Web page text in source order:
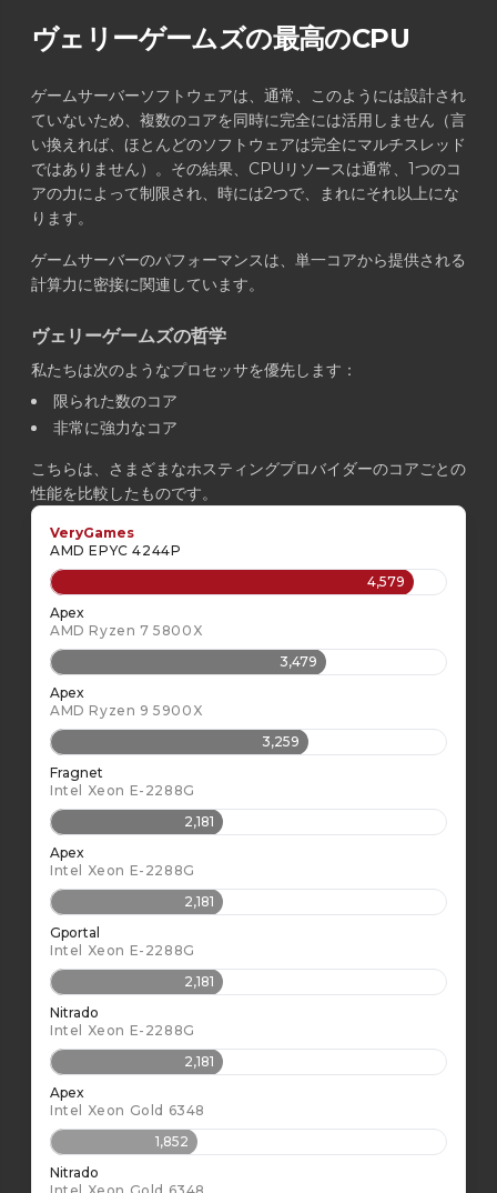
ヴェリーゲームズの最高のCPU
ゲームサーバーソフトウェアは、通常、このようには設計され
ていないため、複数のコアを同時に完全には活用しません（言
い換えれば、ほとんどのソフトウェアは完全にマルチスレッド
ではありません）。その結果、CPUリソースは通常、1つのコ
アの力によって制限され、時には2つで、まれにそれ以上にな
ります。
ゲームサーバーのパフォーマンスは、単一コアから提供される
計算力に密接に関連しています。
ヴェリーゲームズの哲学
私たちは次のようなプロセッサを優先します：
限られた数のコア
非常に強力なコア
こちらは、さまざまなホスティングプロバイダーのコアごとの
性能を比較したものです。
VeryGames
AMD EPYC 4244P
4,579
Apex
AMD Ryzen 7 5800X
3,479
Apex
AMD Ryzen 9 5900X
3,259
Fragnet
Intel Xeon E-2288G
2,181
Apex
Intel Xeon E-2288G
2,181
Gportal
Intel Xeon E-2288G
2,181
Nitrado
Intel Xeon E-2288G
2,181
Apex
Intel Xeon Gold 6348
1,852
Nitrado
Intel Xeon Gold 6348